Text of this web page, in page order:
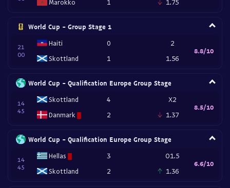
Marokko
1
1.75
World Cup - Group Stage 1
21
00
Haiti
Skottland
0
1
2
1.56
8.8/10
World Cup - Qualification Europe Group Stage
14
45
Skottland
Danmark
4
2
X2
1.37
8.5/10
World Cup - Qualification Europe Group Stage
14
45
Hellas
Skottland
3
2
O1.5
1.36
6.6/10